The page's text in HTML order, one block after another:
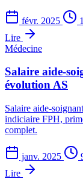
févr. 2025
Lire
Médecine
Salaire aide-
évolution AS
Salaire aide-
indiciaire FPH,
complet.
janv. 2025
Lire